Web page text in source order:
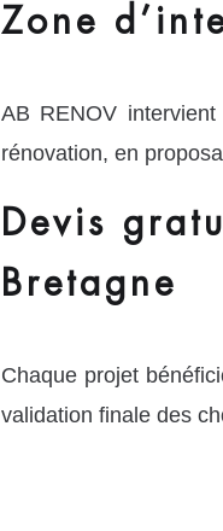
Zone
AB RENOV
rénovation, en
Devis
Bretagne
Chaque projet
validation finale des